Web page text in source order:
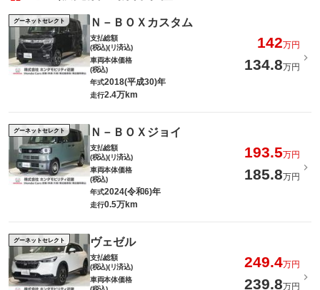
グーネットセレクト Ｎ－ＢＯＸカスタム
支払総額
(税込)(リ済込)
142万円
車両本体価格
(税込)
134.8万円
年式2018(平成30)年
走行2.4万km
グーネットセレクト Ｎ－ＢＯＸジョイ
支払総額
(税込)(リ済込)
193.5万円
車両本体価格
(税込)
185.8万円
年式2024(令和6)年
走行0.5万km
グーネットセレクト ヴェゼル
支払総額
(税込)(リ済込)
249.4万円
車両本体価格
239.8万円